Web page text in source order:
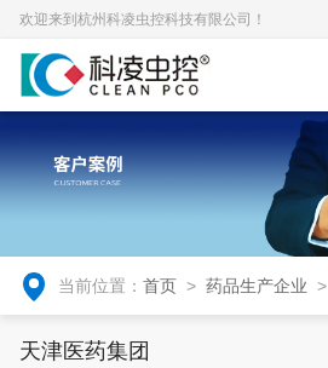
欢迎来到杭州科凌虫控科技有限公司！
当前位置： 首页 > 药品生产企业 >
天津医药集团